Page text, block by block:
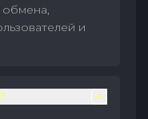
обмена,
и